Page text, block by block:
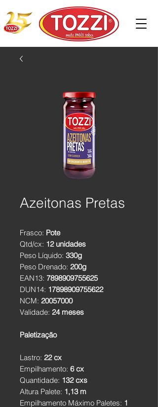
Azeitonas Pretas
Frasco: Pote
Qtd/cx: 12 unidades
Peso Líquido: 330g
Peso Drenado: 200g
EAN13: 7898909755625
DUN14: 17898909755622
NCM: 20057000
Validade: 24 meses
Paletização
Lastro: 22 cx
Empilhamento: 6 cx
Quantidade: 132 cxs
Altura Palete: 1,13 m
Empilhamento Máximo Paletes: 1